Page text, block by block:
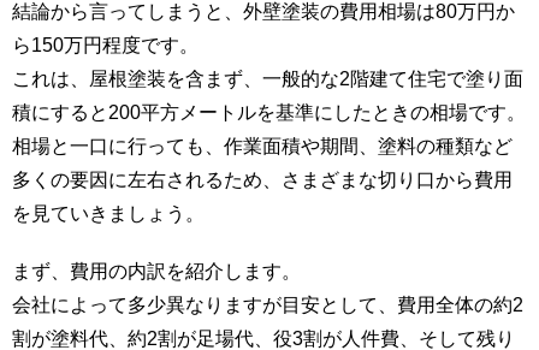
結論から言ってしまうと、外壁塗装の費用相場は80万円か
ら150万円程度です。
これは、屋根塗装を含まず、一般的な2階建て住宅で塗り面
積にすると200平方メートルを基準にしたときの相場です。
相場と一口に行っても、作業面積や期間、塗料の種類など
多くの要因に左右されるため、さまざまな切り口から費用
を見ていきましょう。
まず、費用の内訳を紹介します。
会社によって多少異なりますが目安として、費用全体の約2
割が塗料代、約2割が足場代、役3割が人件費、そして残り